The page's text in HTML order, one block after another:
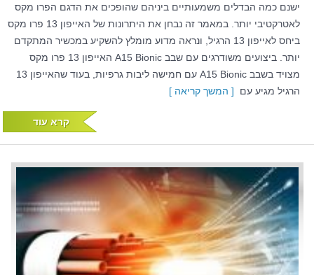
ישנם כמה הבדלים משמעותיים ביניהם שהופכים את הדגם הפרו מקס
לאטרקטיבי יותר. במאמר זה נבחן את היתרונות של האייפון 13 פרו מקס
ביחס לאייפון 13 הרגיל, ונראה מדוע מומלץ להשקיע במכשיר המתקדם
יותר. ביצועים משודרגים עם שבב A15 Bionic האייפון 13 פרו מקס
מצויד בשבב A15 Bionic עם חמישה ליבות גרפיות, בעוד שהאייפון 13
הרגיל מגיע עם [ המשך קריאה ]
קרא עוד